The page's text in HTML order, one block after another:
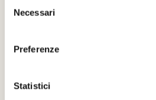
delNecessari
Preferenze
Statistici
QUESTA CACCIA
turismo di massa